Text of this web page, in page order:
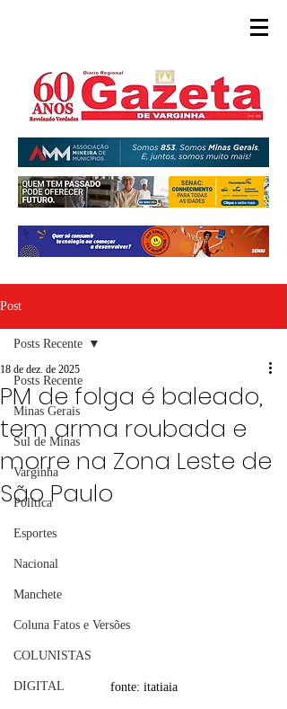
Post
Posts Recente
Minas Gerais
Sul de Minas
Varginha
Política
Esportes
Nacional
Manchete
Coluna Fatos e Versões
COLUNISTAS
DIGITAL
Posts Recente
PM de folga é baleado,
tem arma roubada e
morre na Zona Leste de
São Paulo
18 de dez. de 2025
fonte: itatiaia